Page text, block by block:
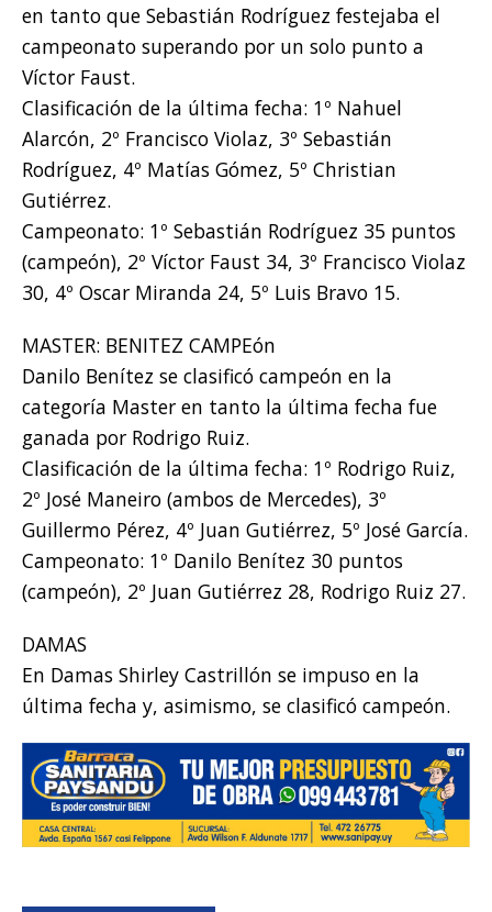
en tanto que Sebastián Rodríguez festejaba el
campeonato superando por un solo punto a
Víctor Faust.
Clasificación de la última fecha: 1º Nahuel
Alarcón, 2º Francisco Violaz, 3º Sebastián
Rodríguez, 4º Matías Gómez, 5º Christian
Gutiérrez.
Campeonato: 1º Sebastián Rodríguez 35 puntos
(campeón), 2º Víctor Faust 34, 3º Francisco Violaz
30, 4º Oscar Miranda 24, 5º Luis Bravo 15.
MASTER: BENITEZ CAMPEón
Danilo Benítez se clasificó campeón en la
categoría Master en tanto la última fecha fue
ganada por Rodrigo Ruiz.
Clasificación de la última fecha: 1º Rodrigo Ruiz,
2º José Maneiro (ambos de Mercedes), 3º
Guillermo Pérez, 4º Juan Gutiérrez, 5º José García.
Campeonato: 1º Danilo Benítez 30 puntos
(campeón), 2º Juan Gutiérrez 28, Rodrigo Ruiz 27.
DAMAS
En Damas Shirley Castrillón se impuso en la
última fecha y, asimismo, se clasificó campeón.